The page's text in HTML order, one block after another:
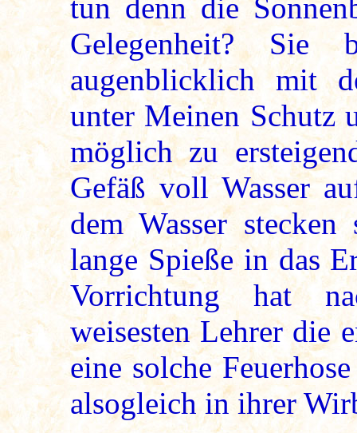
tun denn die
Gelegenheit? Sie
augenblicklich mit
unter Meinen Schutz
möglich zu
Gefäß voll Wasser
dem Wasser
lange Spieße in das
Vorrichtung hat
weisesten Lehrer die
eine solche
alsogleich in ihrer